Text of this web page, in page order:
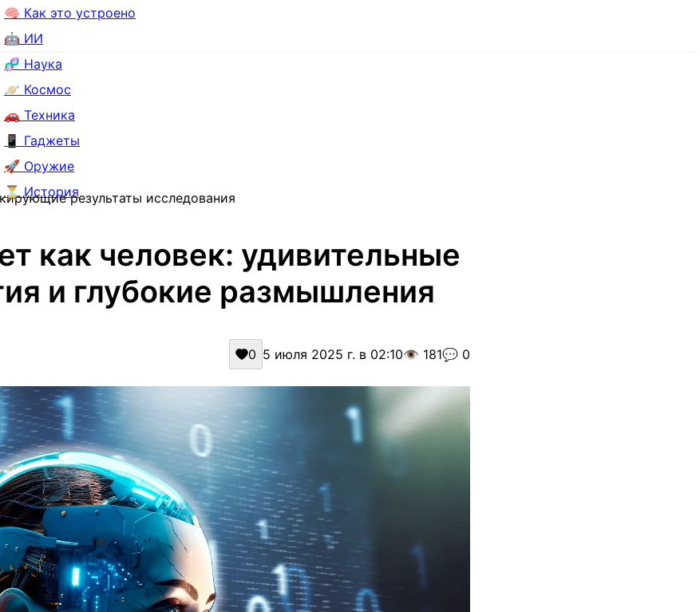
🧠 Как это устроено
🤖 ИИ
🧬 Наука
🪐 Космос
🚗 Техника
📱 Гаджеты
🚀 Оружие
⏳ Историярезультаты исследования
как человек: удивительные
и глубокие размышления
0 5 июля 2025 г. в 02:10👁️ 181💬 0